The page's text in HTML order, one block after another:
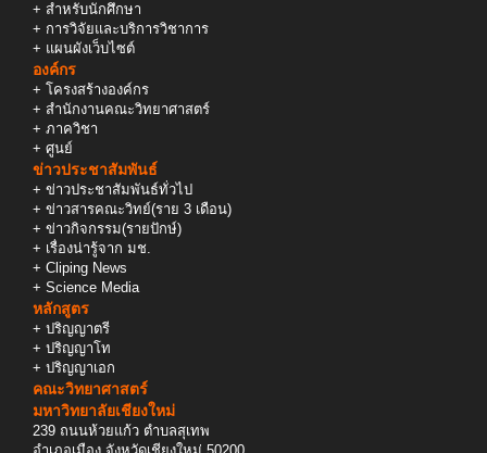
+ สำหรับนักศึกษา
+ การวิจัยและบริการวิชาการ
+ แผนผังเว็บไซต์
องค์กร
+ โครงสร้างองค์กร
+ สำนักงานคณะวิทยาศาสตร์
+ ภาควิชา
+ ศูนย์
ข่าวประชาสัมพันธ์
+ ข่าวประชาสัมพันธ์ทั่วไป
+ ข่าวสารคณะวิทย์(ราย 3 เดือน)
+ ข่าวกิจกรรม(รายปักษ์)
+ เรื่องน่ารู้จาก มช.
+ Cliping News
+ Science Media
หลักสูตร
+ ปริญญาตรี
+ ปริญญาโท
+ ปริญญาเอก
คณะวิทยาศาสตร์
มหาวิทยาลัยเชียงใหม่
239 ถนนห้วยแก้ว ตำบลสุเทพ